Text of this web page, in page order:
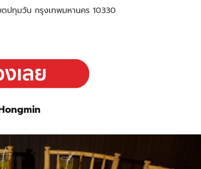
ปทุมวัน กรุงเทพมหานคร 10330